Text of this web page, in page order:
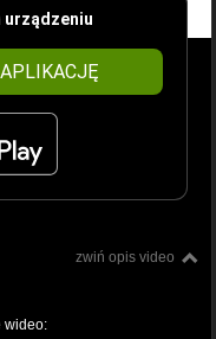
urządzeniu
zwiń opis video
wideo: